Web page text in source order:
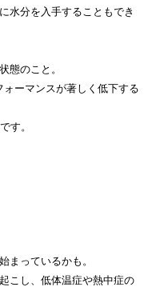
ビュー
水分を入手することもでき
態のこと。
ーマンスが著しく低下する
す。
まっているかも。
こし、低体温症や熱中症の